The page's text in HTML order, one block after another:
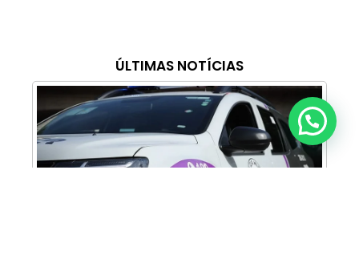
ÚLTIMAS NOTÍCIAS
Anunciar ou recomendar matéria